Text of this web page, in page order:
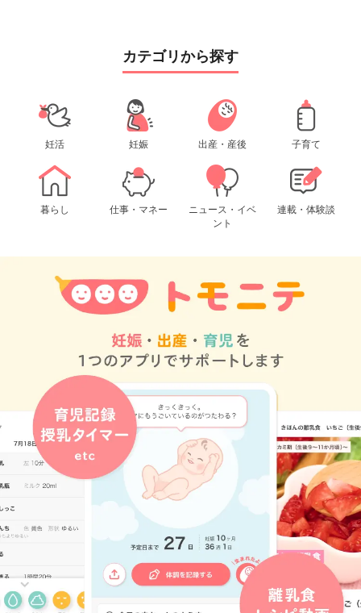
カテゴリから探す
妊活 妊娠 出産・産後 子育て
暮らし 仕事・マネー
ニュース・イベ
ント
連載・体験談